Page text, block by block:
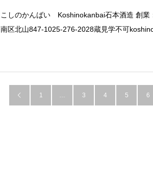
こしのかんばい Koshinokanbai石本酒造 創業
南区北山847-1025-276-2028蔵見学不可
 1 … 3 4 5 6